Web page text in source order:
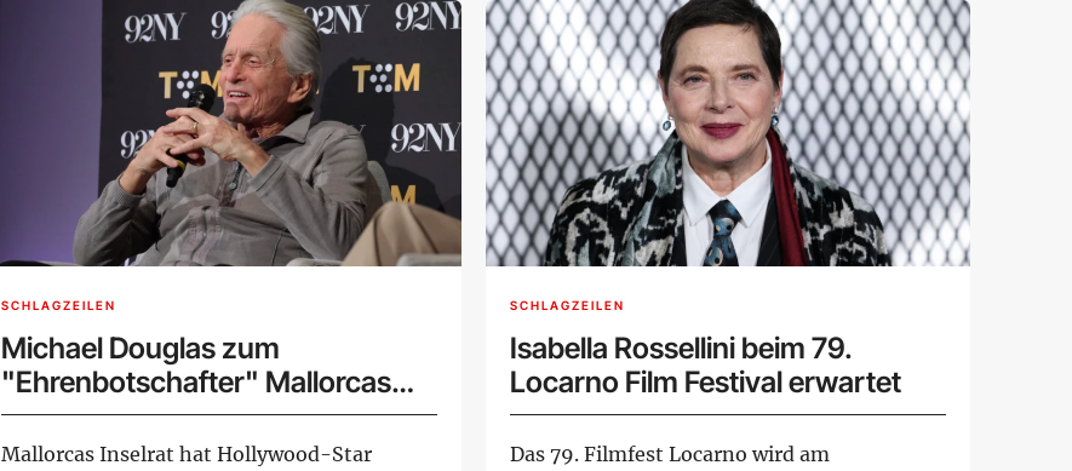
SCHLAGZEILEN
Michael Douglas zum
"Ehrenbotschafter" Mallorcas
ernannt
Mallorcas Inselrat hat Hollywood-Star
SCHLAGZEILEN
Isabella Rossellini beim 79.
Locarno Film Festival erwartet
Das 79. Filmfest Locarno wird am